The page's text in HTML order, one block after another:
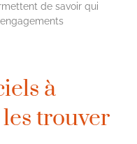
de savoir qui
à
trouver